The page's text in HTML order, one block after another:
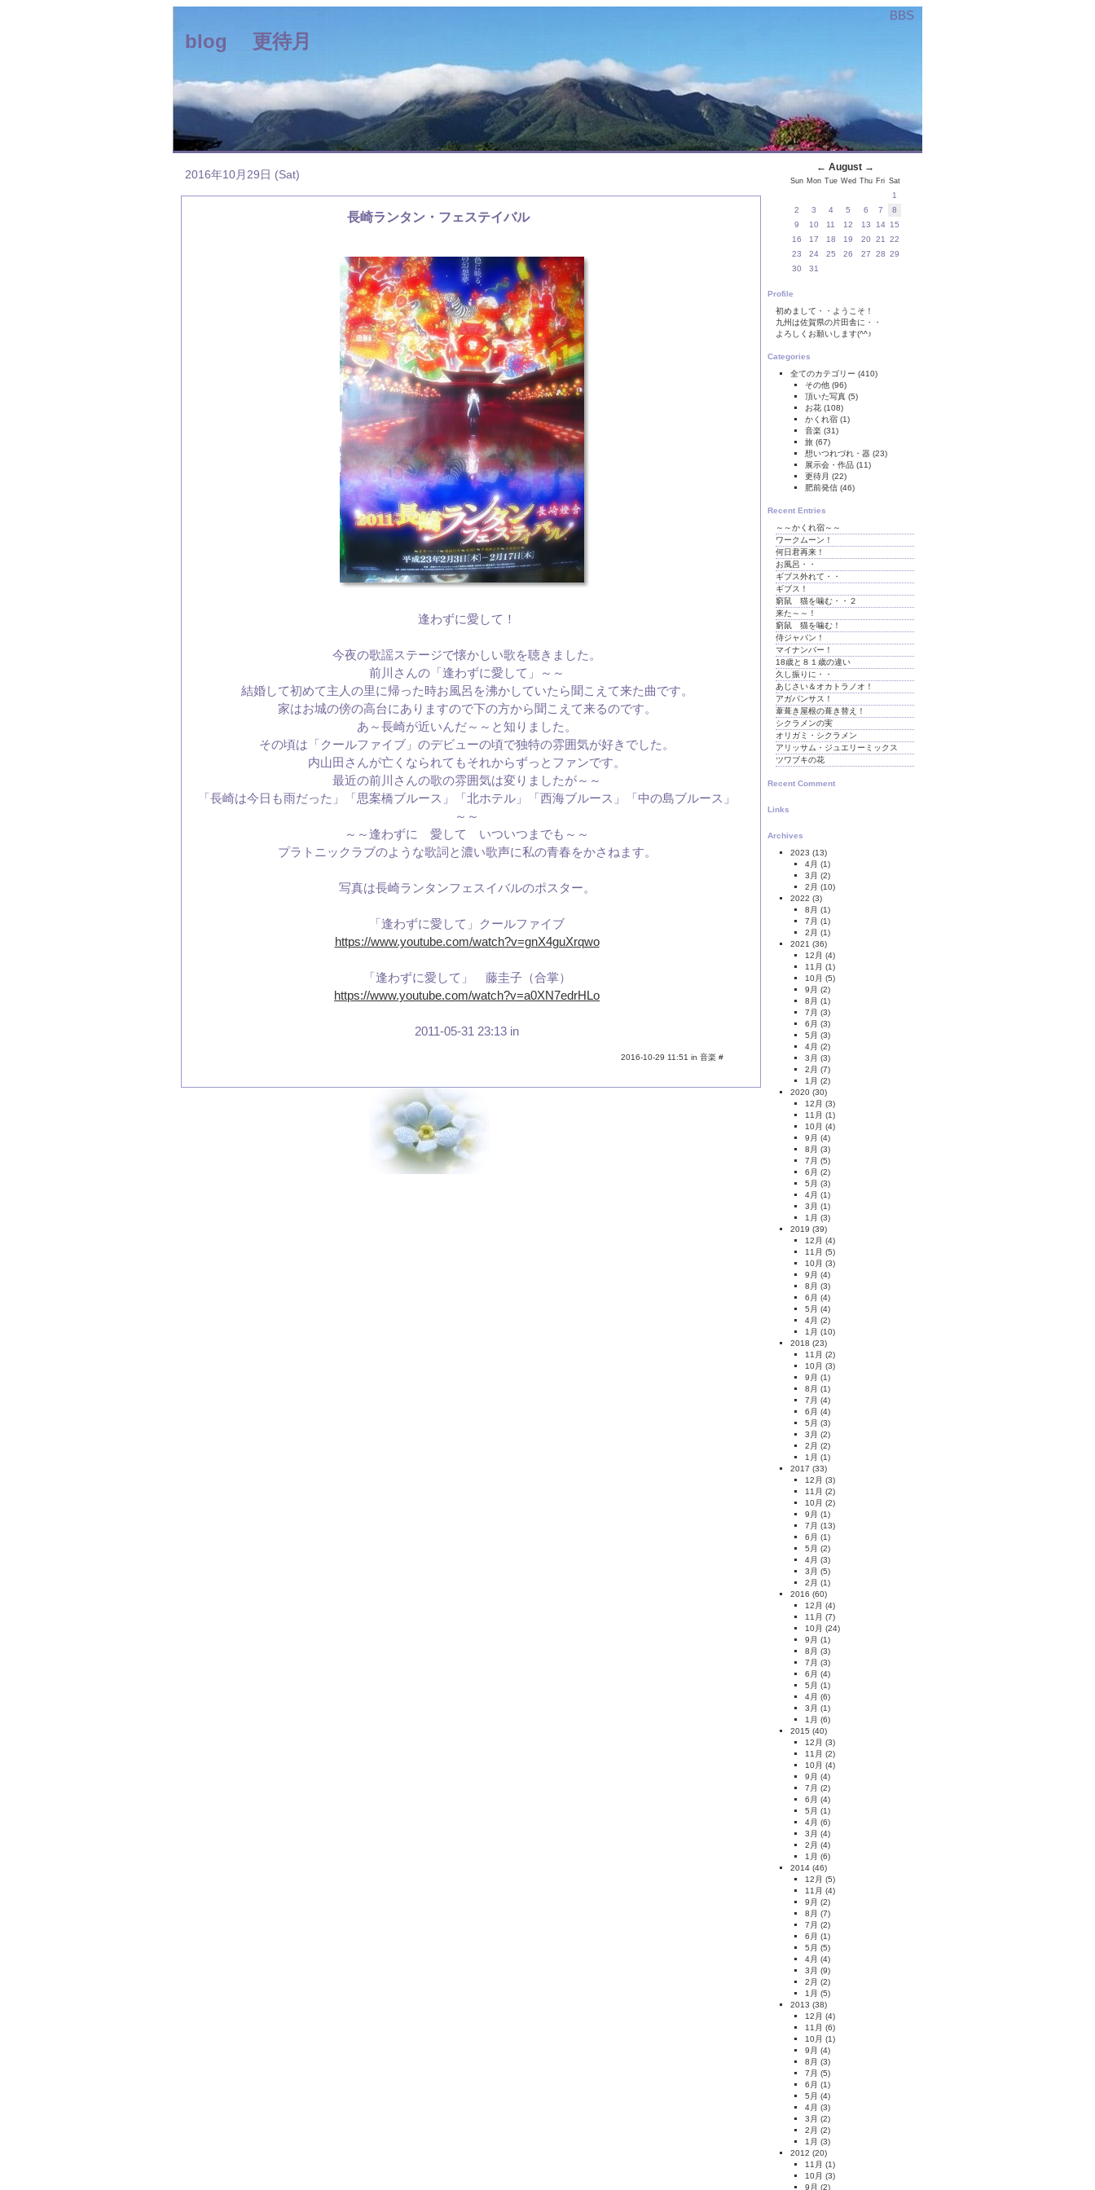
BBS
blog 更待月
2016年10月29日 (Sat)
長崎ランタン・フェステイバル
逢わずに愛して！
今夜の歌謡ステージで懐かしい歌を聴きました。
前川さんの「逢わずに愛して」～～
結婚して初めて主人の里に帰った時お風呂を沸かしていたら聞こえて来た曲です。
家はお城の傍の高台にありますので下の方から聞こえて来るのです。
あ～長崎が近いんだ～～と知りました。
その頃は「クールファイブ」のデビューの頃で独特の雰囲気が好きでした。
内山田さんが亡くなられてもそれからずっとファンです。
最近の前川さんの歌の雰囲気は変りましたが～～
「長崎は今日も雨だった」「思案橋ブルース」「北ホテル」「西海ブルース」「中の島ブルース」
～～
～～逢わずに 愛して いついつまでも～～
プラトニックラブのような歌詞と濃い歌声に私の青春をかさねます。
写真は長崎ランタンフェスイバルのポスター。
「逢わずに愛して」クールファイブ
https://www.youtube.com/watch?v=gnX4guXrqwo
「逢わずに愛して」 藤圭子（合掌）
https://www.youtube.com/watch?v=a0XN7edrHLo
2011-05-31 23:13 in
2016-10-29 11:51 in 音楽 #
← August→
Sun Mon Tue Wed Thu Fri Sat
1
2
3 4 5 6 7
8
9
10 11 12 13 14 15
16
17 18 19 20 21
22
23
24 25 26 27 28 29
30
31
Profile
初めまして・・ようこそ！
九州は佐賀県の片田舎に・・
よろしくお願いします(^^♪
Categories
全てのカテゴリー (410)
その他 (96)
頂いた写真 (5)
お花 (108)
かくれ宿 (1)
音楽 (31)
旅 (67)
想いつれづれ・器 (23)
展示会・作品 (11)
更待月 (22)
肥前発信 (46)
Recent Entries
～～かくれ宿～～
ワークムーン！
何日君再来！
お風呂・・
ギブス外れて・・
ギブス！
窮鼠 猫を噛む・・２
来た～～！
窮鼠 猫を噛む！
侍ジャパン！
マイナンバー！
18歳と８１歳の違い
久し振りに・・
あじさい＆オカトラノオ！
アガパンサス！
葦葺き屋根の葺き替え！
シクラメンの実
オリガミ・シクラメン
アリッサム・ジュエリーミックス
ツワブキの花
Recent Comment
Links
Archives
2023 (13)
4月 (1)
3月 (2)
2月 (10)
2022 (3)
8月 (1)
7月 (1)
2月 (1)
2021 (36)
12月 (4)
11月 (1)
10月 (5)
9月 (2)
8月 (1)
7月 (3)
6月 (3)
5月 (3)
4月 (2)
3月 (3)
2月 (7)
1月 (2)
2020 (30)
12月 (3)
11月 (1)
10月 (4)
9月 (4)
8月 (3)
7月 (5)
6月 (2)
5月 (3)
4月 (1)
3月 (1)
1月 (3)
2019 (39)
12月 (4)
11月 (5)
10月 (3)
9月 (4)
8月 (3)
6月 (4)
5月 (4)
4月 (2)
1月 (10)
2018 (23)
11月 (2)
10月 (3)
9月 (1)
8月 (1)
7月 (4)
6月 (4)
5月 (3)
3月 (2)
2月 (2)
1月 (1)
2017 (33)
12月 (3)
11月 (2)
10月 (2)
9月 (1)
7月 (13)
6月 (1)
5月 (2)
4月 (3)
3月 (5)
2月 (1)
2016 (60)
12月 (4)
11月 (7)
10月 (24)
9月 (1)
8月 (3)
7月 (3)
6月 (4)
5月 (1)
4月 (6)
3月 (1)
1月 (6)
2015 (40)
12月 (3)
11月 (2)
10月 (4)
9月 (4)
7月 (2)
6月 (4)
5月 (1)
4月 (6)
3月 (4)
2月 (4)
1月 (6)
2014 (46)
12月 (5)
11月 (4)
9月 (2)
8月 (7)
7月 (2)
6月 (1)
5月 (5)
4月 (4)
3月 (9)
2月 (2)
1月 (5)
2013 (38)
12月 (4)
11月 (6)
10月 (1)
9月 (4)
8月 (3)
7月 (5)
6月 (1)
5月 (4)
4月 (3)
3月 (2)
2月 (2)
1月 (3)
2012 (20)
11月 (1)
10月 (3)
9月 (2)